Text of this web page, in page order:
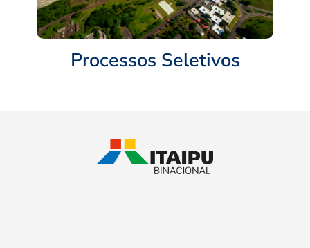
Processos Seletivos